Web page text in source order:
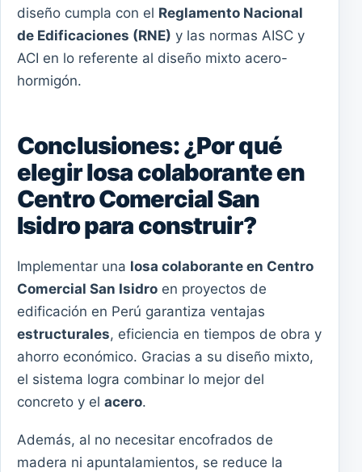
diseño cumpla con el Reglamento Nacional
de Edificaciones (RNE) y las normas AISC y
ACI en lo referente al diseño mixto acero-
hormigón.
Conclusiones: ¿Por qué
elegir losa colaborante en
Centro Comercial San
Isidro para construir?
Implementar una losa colaborante en Centro
Comercial San Isidro en proyectos de
edificación en Perú garantiza ventajas
estructurales, eficiencia en tiempos de obra y
ahorro económico. Gracias a su diseño mixto,
el sistema logra combinar lo mejor del
concreto y el acero.
Además, al no necesitar encofrados de
madera ni apuntalamientos, se reduce la